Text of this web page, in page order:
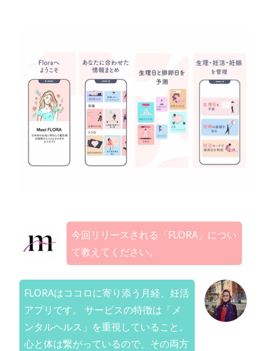
今回リリースされる「FLORA」につい
て教えてください。
FLORAはココロに寄り添う月経、妊活
アプリです。 サービスの特徴は「メ
ンタルヘルス」を重視していること。
心と体は繋がっているので、その両方